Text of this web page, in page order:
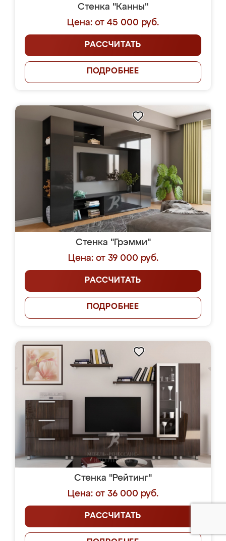
Стенка "Канны"
Цена: от 45 000 руб.
РАССЧИТАТЬ
ПОДРОБНЕЕ
Стенка "Грэмми"
Цена: от 39 000 руб.
РАССЧИТАТЬ
ПОДРОБНЕЕ
Стенка "Рейтинг"
Цена: от 36 000 руб.
РАССЧИТАТЬ